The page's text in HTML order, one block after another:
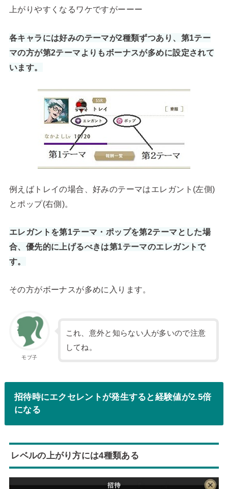
上がりやすくなるワケですがーーー
各キャラには好みのテーマが2種類ずつあり、第1テー
マの方が第2テーマよりもボーナスが多めに設定されて
います。
例えばトレイの場合、好みのテーマはエレガント(左側)
とポップ(右側)。
エレガントを第1テーマ・ポップを第2テーマとした場
合、優先的に上げるべきは第1テーマのエレガントで
す。
その方がボーナスが多めに入ります。
モブ子
これ、意外と知らない人が多いので注意
してね。
招待時にエクセレントが発生すると経験値が2.5倍
になる
レベルの上がり方には4種類ある